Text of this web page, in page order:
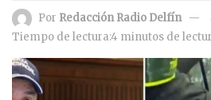
Por Redacción Radio Delfín
Tiempo de lectura:4 minutos de